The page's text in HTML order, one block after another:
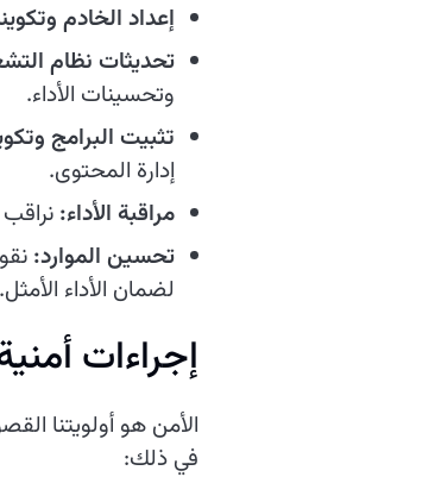
إعداد الخادم
تحديثات نظام
وتحسينات الأداء.
تثبيت البرامج
إدارة المحتوى.
مراقبة الأداء:
تحسين الموارد:
لضمان الأداء الأمثل.
إجراءات
الأمن هو أولويتنا
في ذلك: